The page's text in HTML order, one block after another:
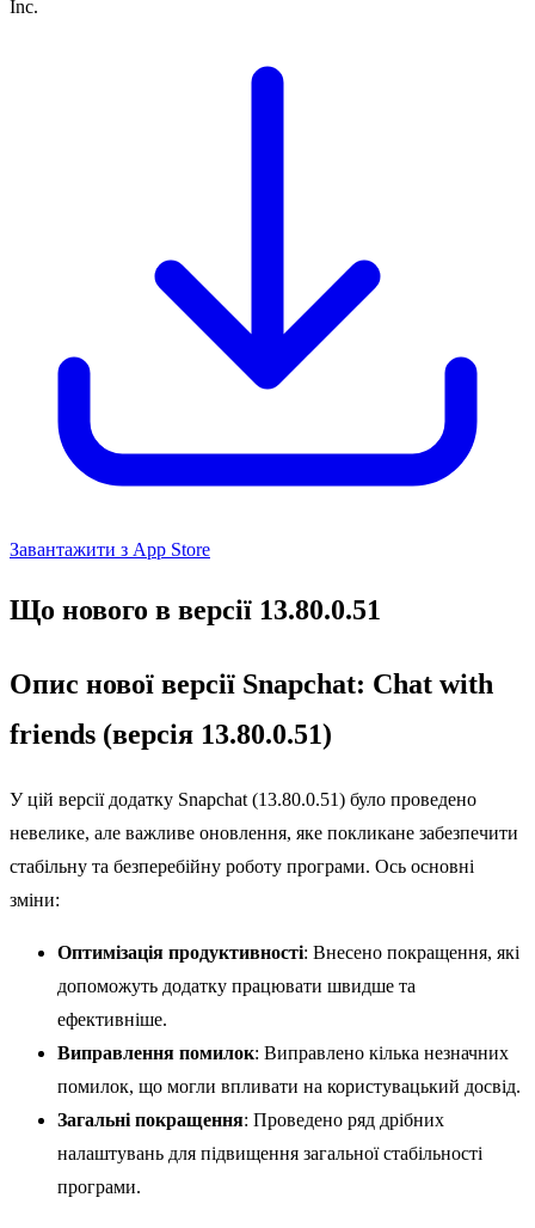
Inc.
Завантажити з App Store
Що нового в версії 13.80.0.51
Опис нової версії Snapchat: Chat with
friends (версія 13.80.0.51)
У цій версії додатку Snapchat (13.80.0.51) було проведено
невелике, але важливе оновлення, яке покликане забезпечити
стабільну та безперебійну роботу програми. Ось основні
зміни:
Оптимізація продуктивності: Внесено покращення, які
допоможуть додатку працювати швидше та
ефективніше.
Виправлення помилок: Виправлено кілька незначних
помилок, що могли впливати на користувацький досвід.
Загальні покращення: Проведено ряд дрібних
налаштувань для підвищення загальної стабільності
програми.